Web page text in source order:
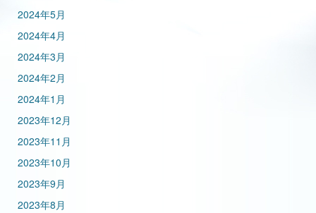
2024年5月
2024年4月
2024年3月
2024年2月
2024年1月
2023年12月
2023年11月
2023年10月
2023年9月
2023年8月